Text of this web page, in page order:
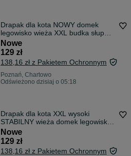
Drapak dla kota NOWY domek
legowisko wieża XXL budka słupek
stabilny
Nowe
129 zł
138,16 zł z Pakietem Ochronnym
Poznań, Chartowo
Odświeżono dzisiaj o 05:18
Drapak dla kota XXL wysoki
STABILNY wieża domek legowisko
zabawka NOWY
Nowe
129 zł
138,16 zł z Pakietem Ochronnym